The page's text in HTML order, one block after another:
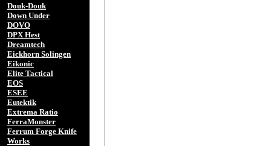
Douk-Douk
Down Under
DOVO
DPX Hest
Dreamtech
Eickhorn Solingen
Eikonic
Elite Tactical
EOS
ESEE
Eutektik
Extrema Ratio
FerraMonster
Ferrum Forge Knife
Works